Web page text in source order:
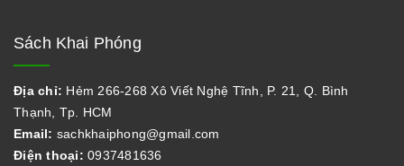
Sách Khai Phóng
Địa chỉ: Hẻm 266-268 Xô Viết Nghệ Tĩnh, P. 21, Q. Bình
Thạnh, Tp. HCM
Email: sachkhaiphong@gmail.com
Điện thoại: 0937481636